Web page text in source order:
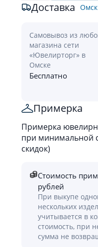
Доставка Омск
Самовывоз из
магазина сети
«Ювелирторг» в
Омске
Бесплатно
Примерка
Примерка
при минимальной
скидок)
Стоимость
рублей
При выкупе
нескольких
учитывается в
стоимость, при
сумма не